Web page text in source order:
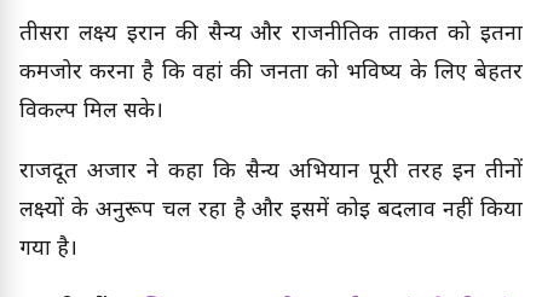
तीसरा लक्ष्य ईरान की सैन्य और राजनीतिक ताकत को इतना
कमजोर करना है कि वहां की जनता को भविष्य के लिए बेहतर
विकल्प मिल सके।
राजदूत अजार ने कहा कि सैन्य अभियान पूरी तरह इन तीनों
लक्ष्यों के अनुरूप चल रहा है और इसमें कोई बदलाव नहीं किया
गया है।